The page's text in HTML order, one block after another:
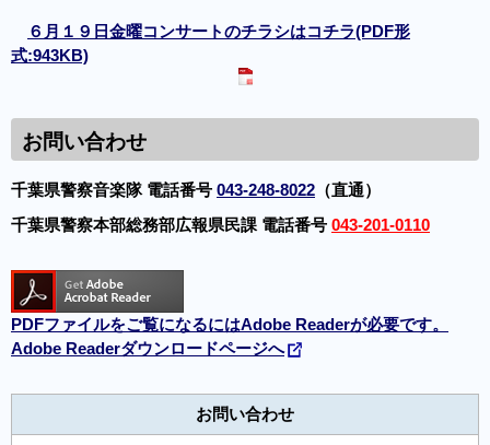
６月１９日金曜コンサートのチラシはコチラ(PDF形
式:943KB)
お問い合わせ
千葉県警察音楽隊 電話番号 043-248-8022 （直通）
千葉県警察本部総務部広報県民課 電話番号 043-201-0110
PDFファイルをご覧になるにはAdobe Readerが必要です。
Adobe Readerダウンロードページへ
お問い合わせ